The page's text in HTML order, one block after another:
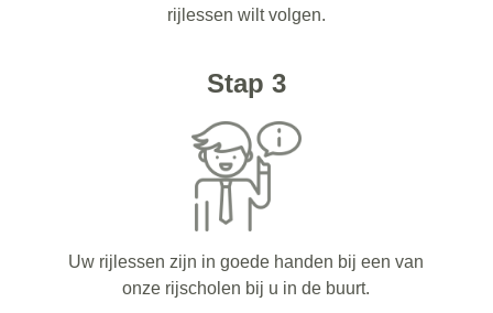
rijlessen wilt volgen.
Stap 3
Uw rijlessen zijn in goede handen bij een van
onze rijscholen bij u in de buurt.